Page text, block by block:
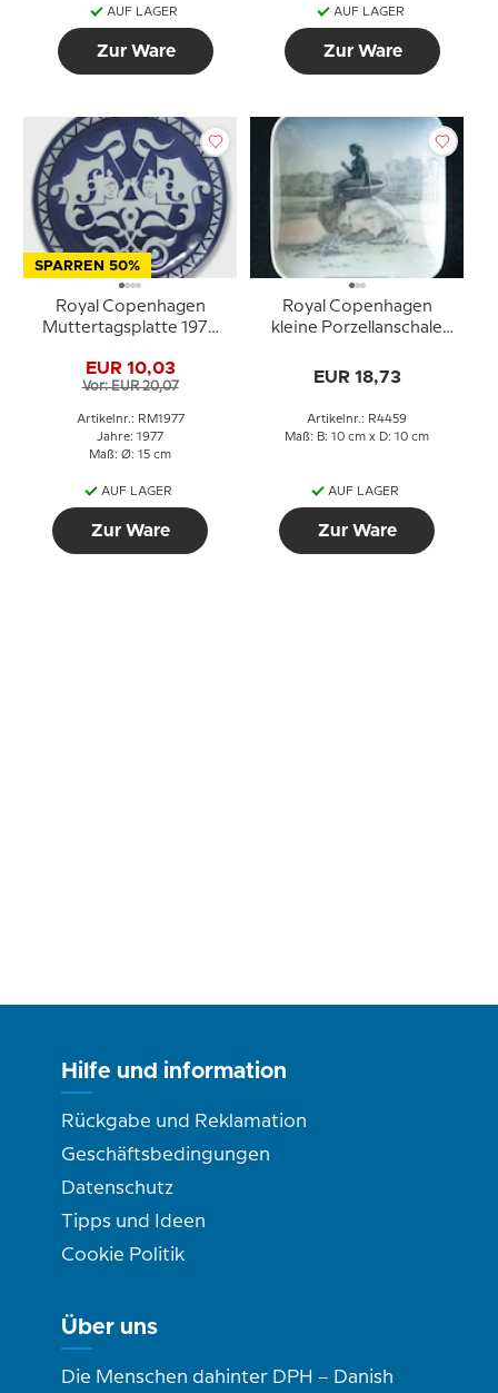
AUF LAGER
Zur Ware
AUF LAGER
Zur Ware
SPARREN 50%
Royal Copenhagen
Muttertagsplatte 1977
EUR 10,03
Vor: EUR 20,07
Artikelnr.: RM1977
Jahre: 1977
Maß: Ø: 15 cm
AUF LAGER
Zur Ware
Royal Copenhagen
kleine Porzellanschale
Meerjungfrauenmotiv
EUR 18,73
Artikelnr.: R4459
Maß: B: 10 cm x D: 10 cm
AUF LAGER
Zur Ware
Hilfe und information
Rückgabe und Reklamation
Geschäftsbedingungen
Datenschutz
Tipps und Ideen
Cookie Politik
Über uns
Die Menschen dahinter DPH – Danish